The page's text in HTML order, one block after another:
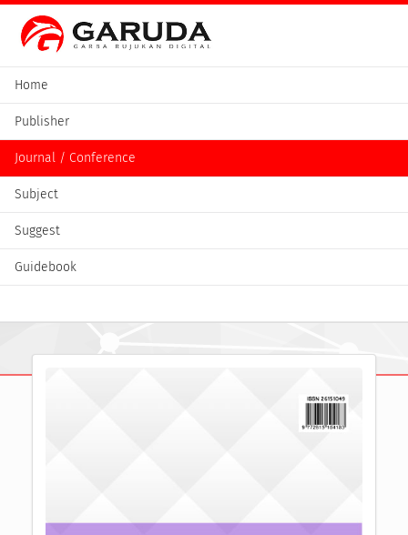
Home
Publisher
Journal / Conference
Subject
Suggest
Guidebook